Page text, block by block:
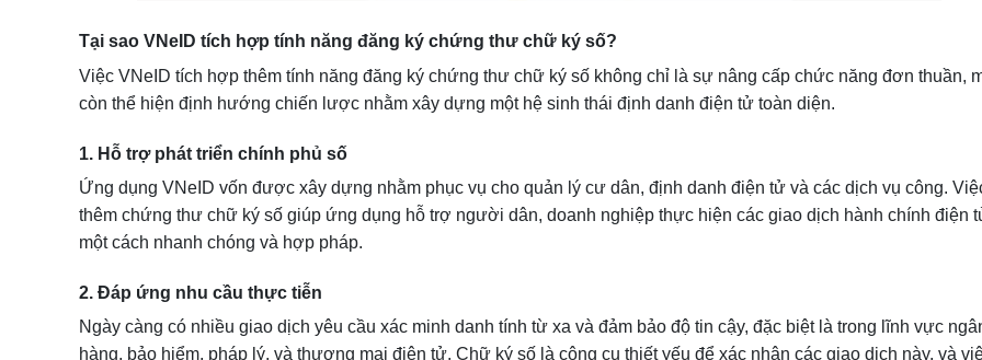
Tại sao VNeID tích hợp tính năng đăng ký chứng thư chữ ký số?
Việc VNeID tích hợp thêm tính năng đăng ký chứng thư chữ ký số không chỉ là sự nâng cấp chức năng đơn thuần,
còn thể hiện định hướng chiến lược nhằm xây dựng một hệ sinh thái định danh điện tử toàn diện.
1. Hỗ trợ phát triển chính phủ số
Ứng dụng VNeID vốn được xây dựng nhằm phục vụ cho quản lý cư dân, định danh điện tử và các dịch vụ công.
thêm chứng thư chữ ký số giúp ứng dụng hỗ trợ người dân, doanh nghiệp thực hiện các giao dịch hành chính điện
một cách nhanh chóng và hợp pháp.
2. Đáp ứng nhu cầu thực tiễn
Ngày càng có nhiều giao dịch yêu cầu xác minh danh tính từ xa và đảm bảo độ tin cậy, đặc biệt là trong lĩnh vực
hàng, bảo hiểm, pháp lý, và thương mại điện tử. Chữ ký số là công cụ thiết yếu để xác nhận các giao dịch này, và